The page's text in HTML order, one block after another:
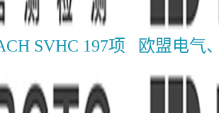
SVHC 197项
测
欧盟电气